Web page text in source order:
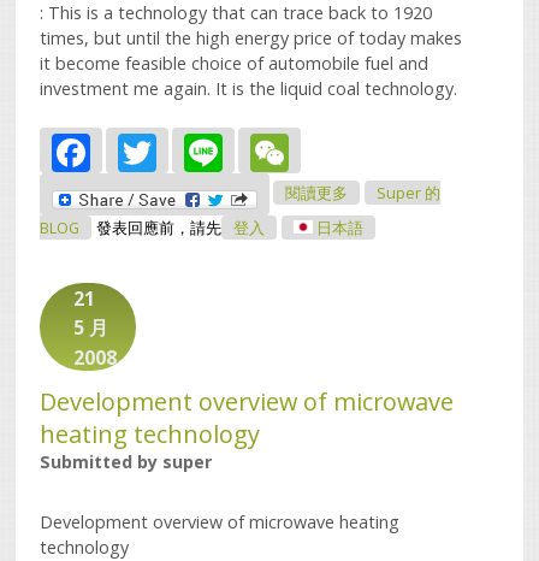
: This is a technology that can trace back to 1920
times, but until the high energy price of today makes
it become feasible choice of automobile fuel and
investment me again. It is the liquid coal technology.
Facebook
Twitter
Line
閱讀更多關於The Liquid Coal Is
Not The New Science
And Technology
Super 的
BLOG
發表回應前，請先 登入 日本語
21
5 月
2008
Development overview of microwave
heating technology
Submitted by super
Development overview of microwave heating
technology